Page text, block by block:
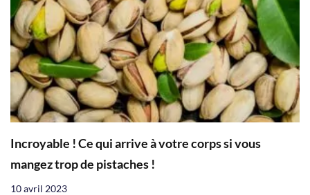
Incroyable ! Ce qui arrive à votre corps si vous
mangez trop de pistaches !
10 avril 2023